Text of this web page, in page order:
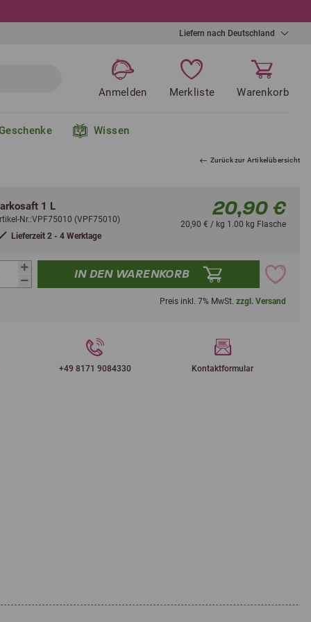
Liefern nach Deutschland
Anmelden Merkliste Warenkorb
Wissen
Zurück zur Artikelübersicht
1 L
Nr.:VPF75010 (VPF75010)
Lieferzeit 2 - 4 Werktage
20,90 €
20,90 € / kg 1.00 kg Flasche
IN DEN WARENKORB
Preis inkl. 7% MwSt. zzgl. Versand
+49 8171 9084330 Kontaktformular